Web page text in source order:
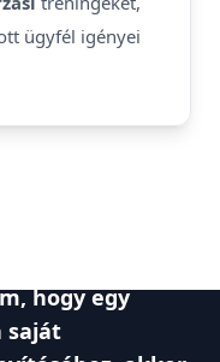
ügyfél igényei
hogy egy
saját